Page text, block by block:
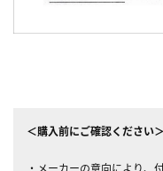
＜購入前にご確認ください＞
・メーカーの意向により、